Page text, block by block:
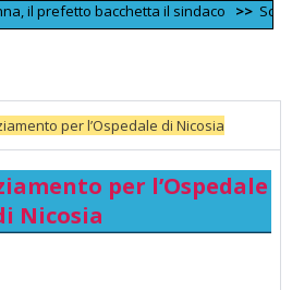
bacchetta il sindaco >> Scontro
per l’Ospedale di Nicosia
per l’Ospedale
Nicosia